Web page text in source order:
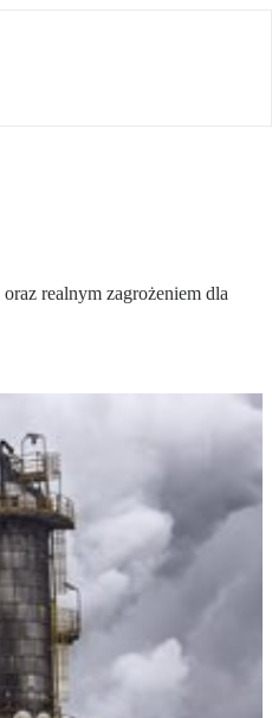
realnym zagrożeniem dla